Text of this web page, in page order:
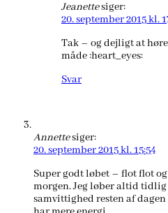
Jeanettesiger:
20. september 2015 kl.
Tak – og dejligt at
måde :heart_eyes:
Svar
Annettesiger:
20. september 2015 kl. 15:54
Super godt løbet – flot flot
morgen. Jeg løber altid tidlig
samvittighed resten af